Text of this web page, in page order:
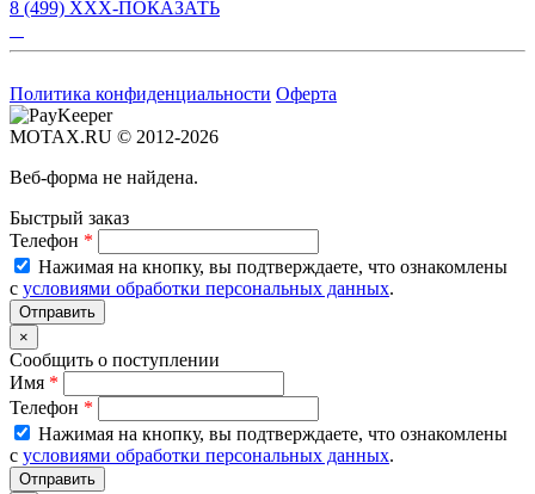
8 (499) XXX-ПОКАЗАТЬ
Политика конфиденциальности Оферта
MOTAX.RU © 2012-2026
Веб-форма не найдена.
Быстрый заказ
Телефон *
Нажимая на кнопку, вы подтверждаете, что ознакомлены
с условиями обработки персональных данных.
×
Сообщить о поступлении
Имя *
Телефон *
Нажимая на кнопку, вы подтверждаете, что ознакомлены
с условиями обработки персональных данных.